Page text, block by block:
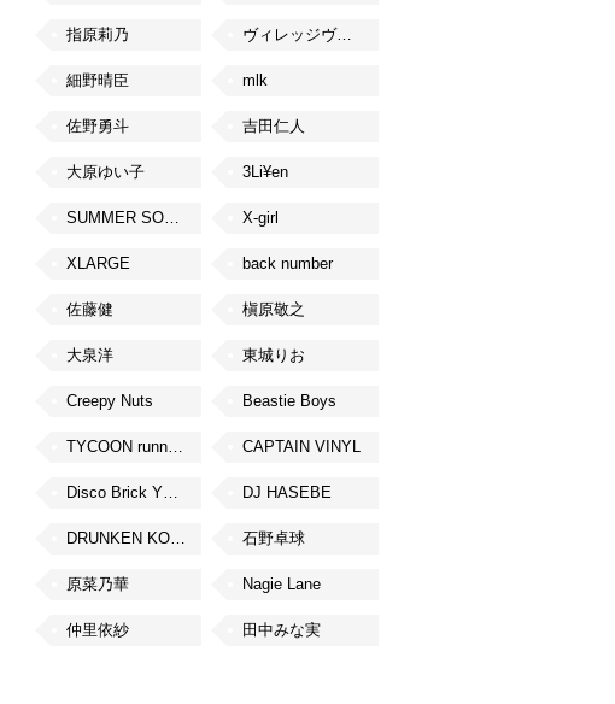
指原莉乃 ヴィレッジヴァンガード
細野晴臣 mlk
佐野勇斗 吉田仁人
大原ゆい子 3Li¥en
SUMMER SONIC X-girl
XLARGE back number
佐藤健 槇原敬之
大泉洋 東城りお
Creepy Nuts Beastie Boys
TYCOON running CAPTAIN VINYL
Disco Brick YOKOHAMA DJ HASEBE
DRUNKEN KONG 石野卓球
原菜乃華 Nagie Lane
仲里依紗 田中みな実